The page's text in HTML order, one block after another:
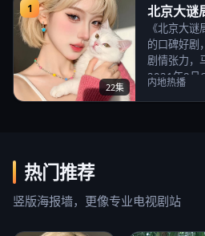
1
22集
北京大谜
《北京大
的口碑好剧
剧情张力，
2021年8月
内地热播
热门推荐
竖版海报墙，更像专业电视剧站